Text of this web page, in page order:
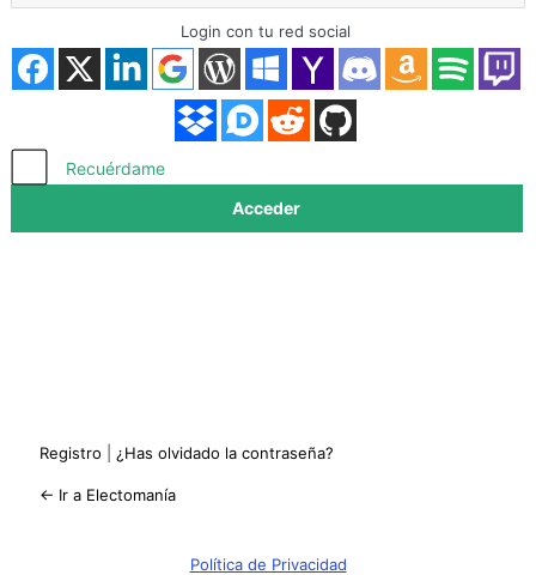
Acceder
Login con tu red social
Recuérdame
Registro ¿Has olvidado la contraseña?
← Ir a Electomanía
Política de Privacidad